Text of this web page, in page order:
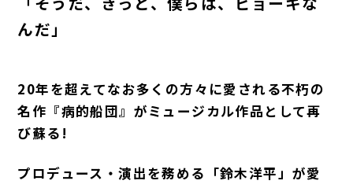
んだ」
20年を超えてなお多くの方々に愛される不朽の
名作『病的船団』がミュージカル作品として再
び蘇る!
プロデュース・演出を務める「鈴木洋平」が愛